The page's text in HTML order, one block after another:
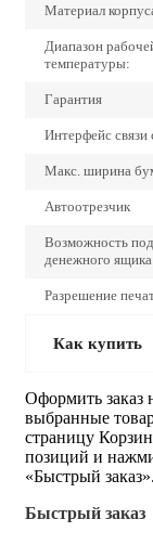
Материал
Диапазон
температуры:
Гарантия
Интерфейс связи
Макс. ширина
Автоотрезчик
Возможность
денежного ящика
Разрешение
Как купить
Оформить заказ
выбранные
страницу
позиций и
«Быстрый заказ».
Быстрый заказ